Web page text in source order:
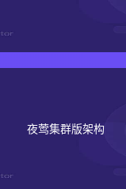
夜莺集群版架构